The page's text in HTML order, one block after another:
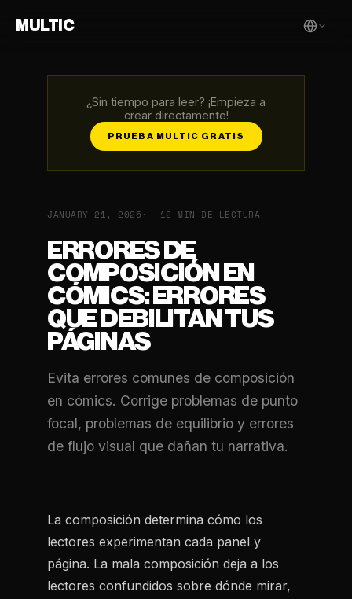
MULTIC
¿Sin tiempo para leer? ¡Empieza a
crear directamente!
PRUEBA MULTIC GRATIS
JANUARY 21, 2025 12 MIN DE LECTURA
ERRORES DE
COMPOSICIÓN EN
CÓMICS: ERRORES
QUE DEBILITAN TUS
PÁGINAS
Evita errores comunes de composición
en cómics. Corrige problemas de punto
focal, problemas de equilibrio y errores
de flujo visual que dañan tu narrativa.
La composición determina cómo los
lectores experimentan cada panel y
página. La mala composición deja a los
lectores confundidos sobre dónde mirar,